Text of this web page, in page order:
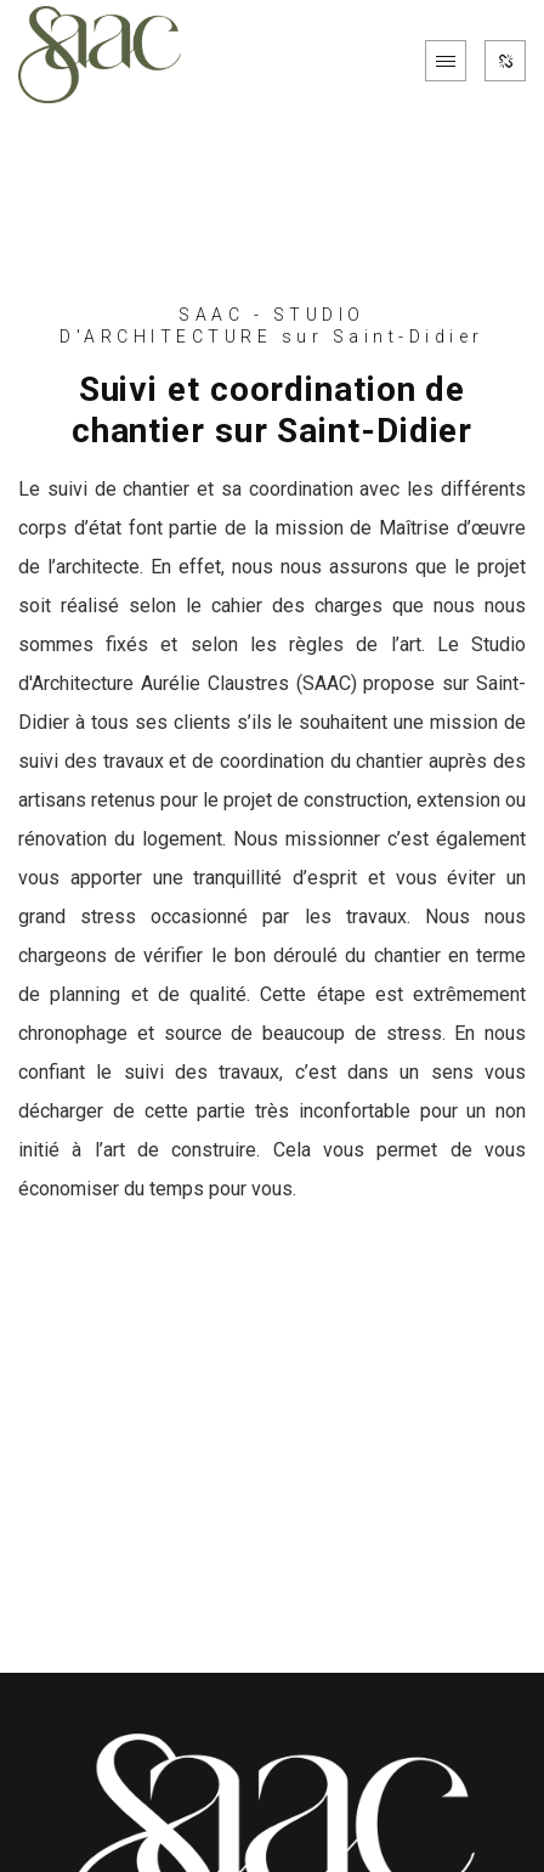
SAAC - STUDIO
D'ARCHITECTURE sur Saint-Didier
Suivi et coordination de
chantier sur Saint-Didier
Le suivi de chantier et sa coordination avec les différents
corps d’état font partie de la mission de Maîtrise d’œuvre
de l’architecte. En effet, nous nous assurons que le projet
soit réalisé selon le cahier des charges que nous nous
sommes fixés et selon les règles de l’art. Le Studio
d'Architecture Aurélie Claustres (SAAC) propose sur Saint-
Didier à tous ses clients s’ils le souhaitent une mission de
suivi des travaux et de coordination du chantier auprès des
artisans retenus pour le projet de construction, extension ou
rénovation du logement. Nous missionner c’est également
vous apporter une tranquillité d’esprit et vous éviter un
grand stress occasionné par les travaux. Nous nous
chargeons de vérifier le bon déroulé du chantier en terme
de planning et de qualité. Cette étape est extrêmement
chronophage et source de beaucoup de stress. En nous
confiant le suivi des travaux, c’est dans un sens vous
décharger de cette partie très inconfortable pour un non
initié à l’art de construire. Cela vous permet de vous
économiser du temps pour vous.